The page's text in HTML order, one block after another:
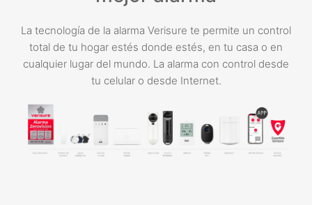
La tecnología de la alarma Verisure te permite un control
total de tu hogar estés donde estés, en tu casa o en
cualquier lugar del mundo. La alarma con control desde
tu celular o desde Internet.